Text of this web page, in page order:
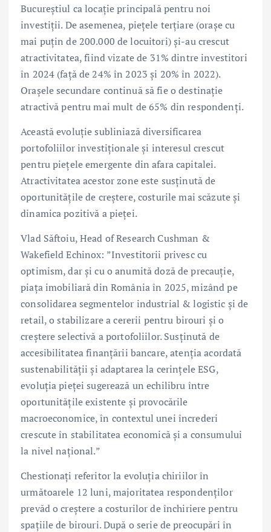
Bucureștiul ca locație principală pentru noi
investiții. De asemenea, piețele terțiare (orașe cu
mai puțin de 200.000 de locuitori) și-au crescut
atractivitatea, fiind vizate de 31% dintre investitori
în 2024 (față de 24% în 2023 și 20% în 2022).
Orașele secundare continuă să fie o destinație
atractivă pentru mai mult de 65% din respondenți.
Această evoluție subliniază diversificarea
portofoliilor investiționale și interesul crescut
pentru piețele emergente din afara capitalei.
Atractivitatea acestor zone este susținută de
oportunitățile de creștere, costurile mai scăzute și
dinamica pozitivă a pieței.
Vlad Săftoiu, Head of Research Cushman &
Wakefield Echinox: ”Investitorii privesc cu
optimism, dar și cu o anumită doză de precauție,
piața imobiliară din România în 2025, mizând pe
consolidarea segmentelor industrial & logistic și de
retail, o stabilizare a cererii pentru birouri și o
creștere selectivă a portofoliilor. Susținută de
accesibilitatea finanțării bancare, atenția acordată
sustenabilității și adaptarea la cerințele ESG,
evoluția pieței sugerează un echilibru între
oportunitățile existente și provocările
macroeconomice, în contextul unei încrederi
crescute în stabilitatea economică și a consumului
la nivel național.”
Chestionați referitor la evoluția chiriilor în
următoarele 12 luni, majoritatea respondenților
prevăd o creștere a costurilor de închiriere pentru
spațiile de birouri. După o serie de preocupări în